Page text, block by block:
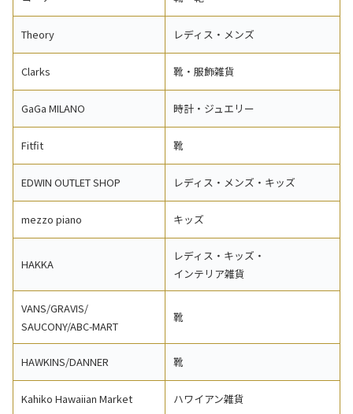
Theory レディス・メンズ
Clarks 靴・服飾雑貨
GaGa MILANO 時計・ジュエリー
Fitfit 靴
EDWIN OUTLET SHOP レディス・メンズ・キッズ
mezzo piano キッズ
HAKKA
レディス・キッズ・
インテリア雑貨
VANS/GRAVIS/
SAUCONY/ABC-MART
靴
HAWKINS/DANNER 靴
Kahiko Hawaiian Market ハワイアン雑貨